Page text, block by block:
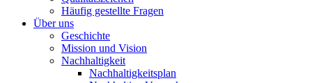
Häufig gestellte Fragen
Über uns
Geschichte
Mission und Vision
Nachhaltigkeit
Nachhaltigkeitsplan